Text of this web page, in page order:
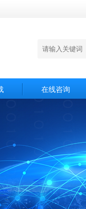
在线咨询